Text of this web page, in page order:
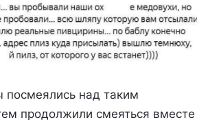
над таким
продолжили смеяться вместе